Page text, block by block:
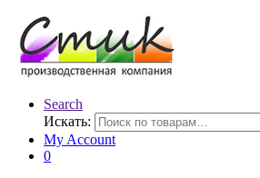
Search
Искать:
My Account
0